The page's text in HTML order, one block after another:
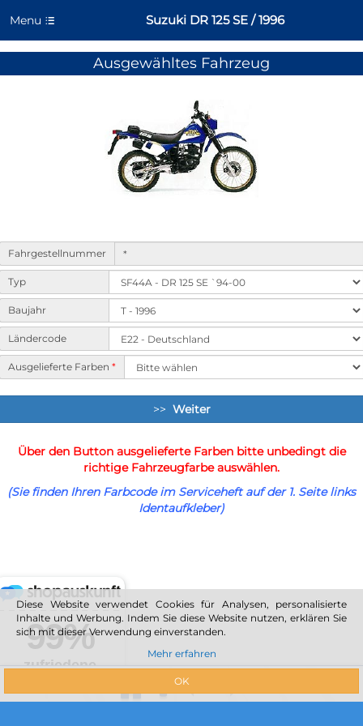
Menu Suzuki DR 125 SE / 1996
Ausgewähltes Fahrzeug
Fahrgestellnummer
Typ
Baujahr
Ländercode
Ausgelieferte Farben *
>> Weiter
Über den Button ausgelieferte Farben bitte unbedingt die
richtige Fahrzeugfarbe auswählen.
(Sie finden Ihren Farbcode im Serviceheft auf der 1. Seite links
Identaufkleber)
Diese Website verwendet Cookies für Analysen, personalisierte
Inhalte und Werbung. Indem Sie diese Website nutzen, erklären Sie
sich mit dieser Verwendung einverstanden.
Mehr erfahren
OK